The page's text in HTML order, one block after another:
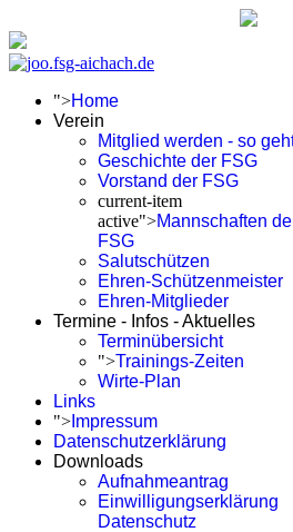
">Home
Verein
Mitglied werden - so
Geschichte der FSG
Vorstand der FSG
current-item
active">Mannschaften
FSG
Salutschützen
Ehren-Schützenmeister
Ehren-Mitglieder
Termine - Infos - Aktuelles
Terminübersicht
">Trainings-Zeiten
Wirte-Plan
Links
"> Impressum
Datenschutzerklärung
Downloads
Aufnahmeantrag
Einwilligungserklärung
Datenschutz